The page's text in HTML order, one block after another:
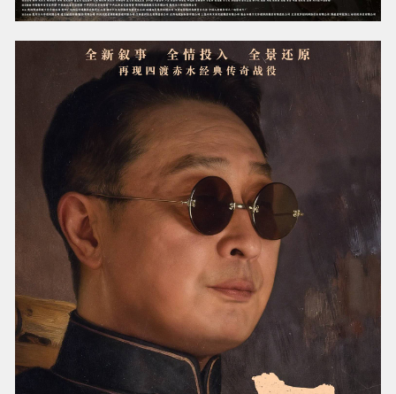
有一场戏让刘烨印象极深。血战湘江之后，满目
疮痍的战场上红旗正在燃烧，毛泽东上前徒手将
火扑灭。拍摄时，刘烨的手被意外烫伤，他说那
一刻肉体上的刺痛反而让他更理解了人物：“红旗
是红军的精神图腾，旗在阵地在。毛泽东当时在
一种巨大的悲愤中，所有感知上的痛苦、肉体的
疼痛对他来说都不重要了。”于是他没有丝毫犹
豫，伸手就将火扑灭。
影片坚持实景拍摄，这让演员们对那段历史有了
更切身的感受。有一次在山顶拍摄夜戏，贵州冬